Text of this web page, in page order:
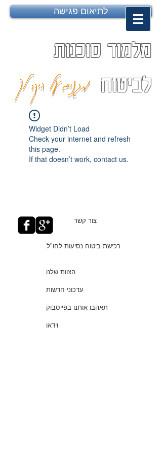
לתיאום פגישה
מלמוד סוכנות
לביטוח מגנים על היקר לך
Widget Didn’t Load
Check your internet and refresh
this page.
If that doesn’t work, contact us.
צור קשר
רכישת ביטוח נסיעות לחו"ל
הצוות שלנו
עדכוני חדשות
תאהבו אותנו בפייסבוק
וידאו